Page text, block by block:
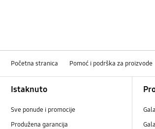
Početna stranica Pomoć i podrška za proizvode
Istaknuto
Sve ponude i promocije
Produžena garancija